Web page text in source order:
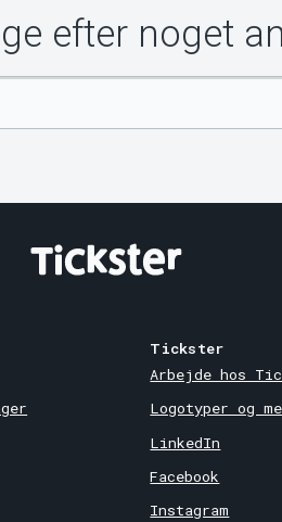
efter noget
Tickster
Arbejde hos
Logotyper og
LinkedIn
Facebook
Instagram